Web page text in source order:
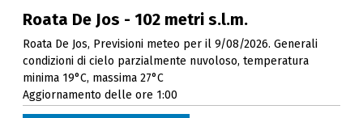
Roata De Jos - 102 metri s.l.m.
Roata De Jos, Previsioni meteo per il 9/08/2026. Generali
condizioni di cielo parzialmente nuvoloso, temperatura
minima 19°C, massima 27°C
Aggiornamento delle ore 1:00